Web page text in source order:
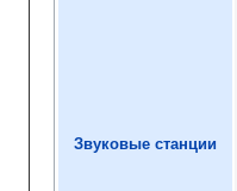
Звуковые станции